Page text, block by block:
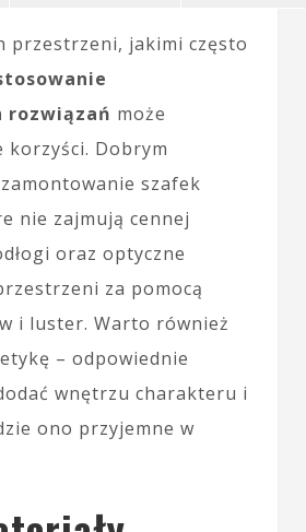
przestrzeni, jakimi często
rozwiązań może
korzyści. Dobrym
szafek
nie zajmują cennej
oraz optyczne
za pomocą
i luster. Warto również
– odpowiednie
wnętrzu charakteru i
ono przyjemne w